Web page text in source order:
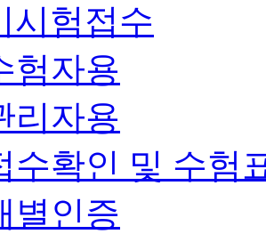
시험접수
험자용
리자용
수확인 및 수험
별인증